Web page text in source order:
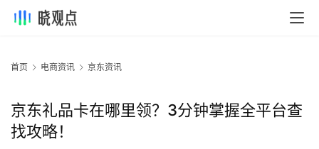
首页 电商资讯 京东资讯
京东礼品卡在哪里领？3分钟掌握全平台查
找攻略！